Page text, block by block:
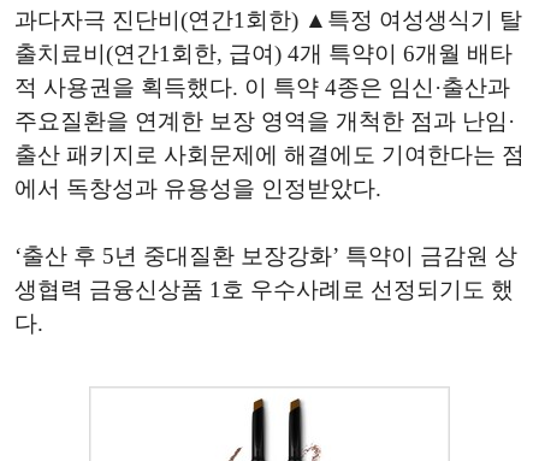
과다자극 진단비(연간1회한) ▲특정 여성생식기 탈
출치료비(연간1회한, 급여) 4개 특약이 6개월 배타
적 사용권을 획득했다. 이 특약 4종은 임신·출산과
주요질환을 연계한 보장 영역을 개척한 점과 난임·
출산 패키지로 사회문제에 해결에도 기여한다는 점
에서 독창성과 유용성을 인정받았다.
‘출산 후 5년 중대질환 보장강화’ 특약이 금감원 상
생협력 금융신상품 1호 우수사례로 선정되기도 했
다.